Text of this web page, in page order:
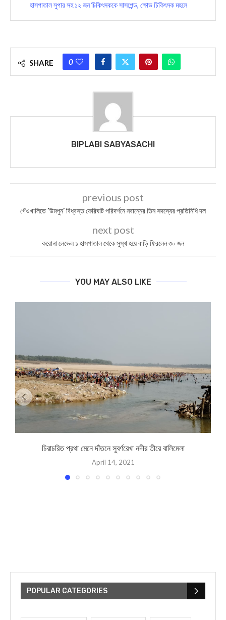
হাসপাতাল সুপার সহ ১২ জন চিকিৎসককে সাসপেন্ড, ক্ষোভ চিকিৎসক মহলে
SHARE 0
BIPLABI SABYASACHI
previous post
গেঁওখালিতে ‘উমপুন’ বিধ্বস্ত ফেরিঘাট পরিদর্শনে নবান্নের তিন সদস্যের প্রতিনিধি দল
next post
করোনা লেভেল ১ হাসপাতাল থেকে সুস্থ হয়ে বাড়ি ফিরলেন ৩০ জন
YOU MAY ALSO LIKE
চিরাচরিত প্রথা মেনে দাঁতনে সুবর্ণরেখা নদীর তীরে বালিমেলা
April 14, 2021
POPULAR CATEGORIES